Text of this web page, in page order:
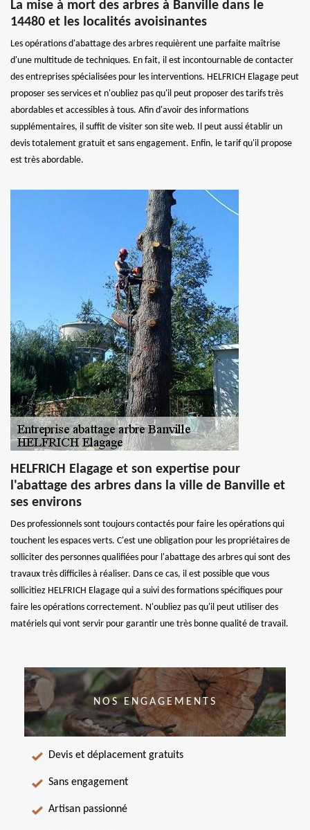
La mise à mort des arbres à Banville dans le
14480 et les localités avoisinantes
Les opérations d'abattage des arbres requièrent une parfaite maîtrise
d'une multitude de techniques. En fait, il est incontournable de contacter
des entreprises spécialisées pour les interventions. HELFRICH Elagage peut
proposer ses services et n'oubliez pas qu'il peut proposer des tarifs très
abordables et accessibles à tous. Afin d'avoir des informations
supplémentaires, il suffit de visiter son site web. Il peut aussi établir un
devis totalement gratuit et sans engagement. Enfin, le tarif qu'il propose
est très abordable.
HELFRICH Elagage et son expertise pour
l'abattage des arbres dans la ville de Banville et
ses environs
Des professionnels sont toujours contactés pour faire les opérations qui
touchent les espaces verts. C'est une obligation pour les propriétaires de
solliciter des personnes qualifiées pour l'abattage des arbres qui sont des
travaux très difficiles à réaliser. Dans ce cas, il est possible que vous
sollicitiez HELFRICH Elagage qui a suivi des formations spécifiques pour
faire les opérations correctement. N'oubliez pas qu'il peut utiliser des
matériels qui vont servir pour garantir une très bonne qualité de travail.
NOS ENGAGEMENTS
Devis et déplacement gratuits
Sans engagement
Artisan passionné